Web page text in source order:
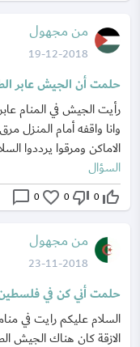
من مجهول
19-12-2018
حلمت أن الجيش عابر
رأيت الجيش في المنام
وانا واقفه أمام المنزل
الاماكن ومرقوا يرددوا
السؤال
thumb_up_off_alt
0
thumb_down_off_alt
0
favorite_border
0
chat_bubble_outline
من مجهول
23-11-2018
حلمت أني كن في
السلام عليكم رايت في
الازقة كان هناك الجيش